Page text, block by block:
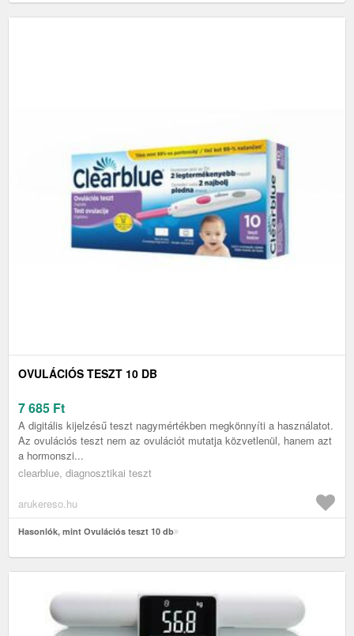
OVULÁCIÓS TESZT 10 DB
7 685 Ft
A digitális kijelzésű teszt nagymértékben megkönnyíti a használatot.
Az ovulációs teszt nem az ovulációt mutatja közvetlenül, hanem azt
a hormonszi...
clearblue, diagnosztikai teszt
arukereso.hu
Hasonlók, mint Ovulációs teszt 10 db